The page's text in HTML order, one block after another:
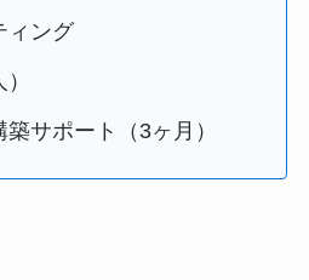
ィング
サポート（3ヶ月）